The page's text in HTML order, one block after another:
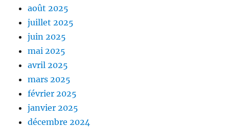
août 2025
juillet 2025
juin 2025
mai 2025
avril 2025
mars 2025
février 2025
janvier 2025
décembre 2024